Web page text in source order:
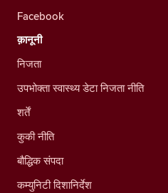
Facebook
क़ानूनी
निजता
उपभोक्ता स्वास्थ्य डेटा निजता नीति
शर्तें
कुकी नीति
बौद्धिक संपदा
कम्युनिटी दिशानिर्देश